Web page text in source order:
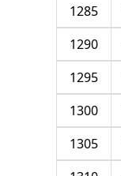
1285
1290
1295
1300
1305